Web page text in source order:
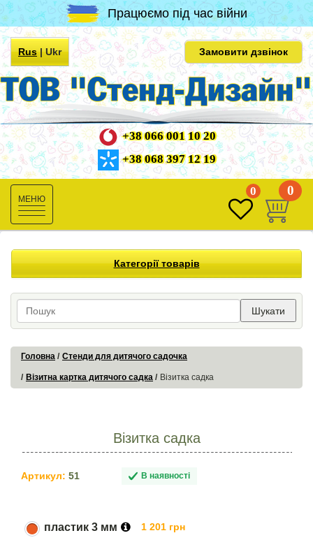
Працюємо під час війни
Rus|Ukr Замовити дзвінок
+38 066 001 10 20
+38 068 397 12 19
Toggle
navigation
0 0
Категорії товарів
Шукати
Головна Стенди для дитячого садочка
Візитна картка дитячого садка Візитка садка
Візитка садка
Артикул: 51 В наявності
пластик 3 мм 1 201 грн